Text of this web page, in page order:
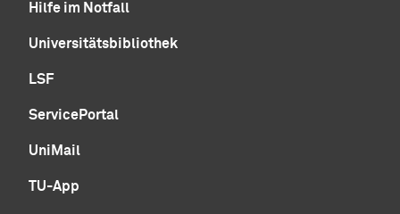
Hilfe im Notfall
Universitätsbibliothek
LSF
ServicePortal
UniMail
TU-App